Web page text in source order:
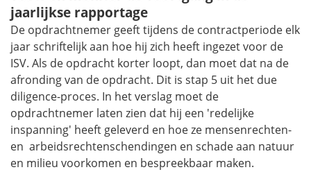
jaarlijkse rapportage
De opdrachtnemer geeft tijdens de contractperiode elk
jaar schriftelijk aan hoe hij zich heeft ingezet voor de
ISV. Als de opdracht korter loopt, dan moet dat na de
afronding van de opdracht. Dit is stap 5 uit het due
diligence-proces. In het verslag moet de
opdrachtnemer laten zien dat hij een 'redelijke
inspanning' heeft geleverd en hoe ze mensenrechten-
en arbeidsrechtenschendingen en schade aan natuur
en milieu voorkomen en bespreekbaar maken.